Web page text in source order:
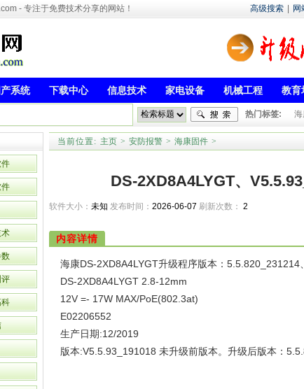
- 专注于免费技术分享的网站！ 高级搜索 网
产系统 下载中心 信息技术 家电设备 机械工程 教育
热门标签:
当前位置: 主页 > 安防报警 > 海康固件 >
DS-2XD8A4LYGT、
软件大小： 未知 发布时间： 2026-06-07 刷新次数： 2
内容详情
海康DS-2XD8A4LYGT升级程序版本：5.5.820_231214、
DS-2XD8A4LYGT 2.8-12mm
12V =- 17W MAX/PoE(802.3at)
E02206552
生产日期:12/2019
版本:V5.5.93_191018 未升级前版本。升级后版本：